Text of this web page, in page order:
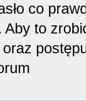
co
to
oraz